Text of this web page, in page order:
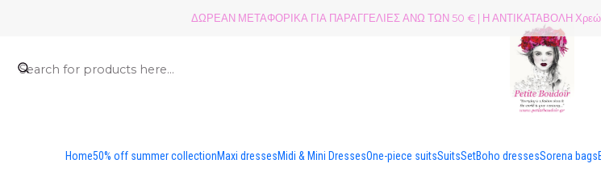
Home50% off summer collectionMaxi dressesMidi & Mini DressesOne-piece suitsSuitsSetBoho dressesSorena bags
ΔΩΡΕΑΝ ΜΕΤΑΦΟΡΙΚΑ ΓΙΑ ΠΑΡΑΓΓΕΛΙΕΣ ΑΝΩ ΤΩΝ 50 € | Η ΑΝΤΙΚΑΤΑΒΟΛΗ